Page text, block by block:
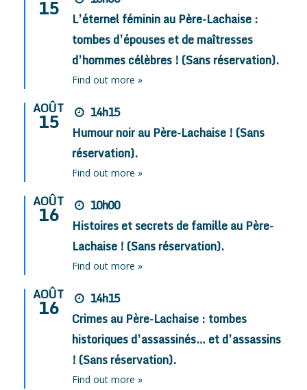
15
L’éternel féminin au Père-Lachaise :
tombes d’épouses et de maîtresses
d’hommes célèbres ! (Sans réservation).
Find out more »
AOÛT
15
14h15
Humour noir au Père-Lachaise ! (Sans
réservation).
Find out more »
AOÛT
16
10h00
Histoires et secrets de famille au Père-
Lachaise ! (Sans réservation).
Find out more »
AOÛT
16
14h15
Crimes au Père-Lachaise : tombes
historiques d’assassinés… et d’assassins
! (Sans réservation).
Find out more »